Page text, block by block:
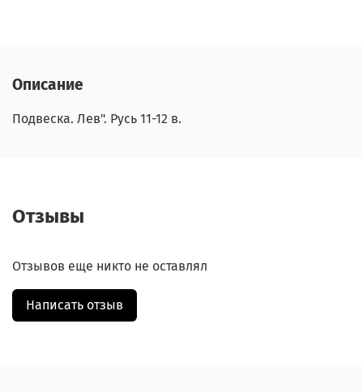
Описание
Подвеска. Лев". Русь 11-12 в.
Отзывы
Отзывов еще никто не оставлял
Написать отзыв